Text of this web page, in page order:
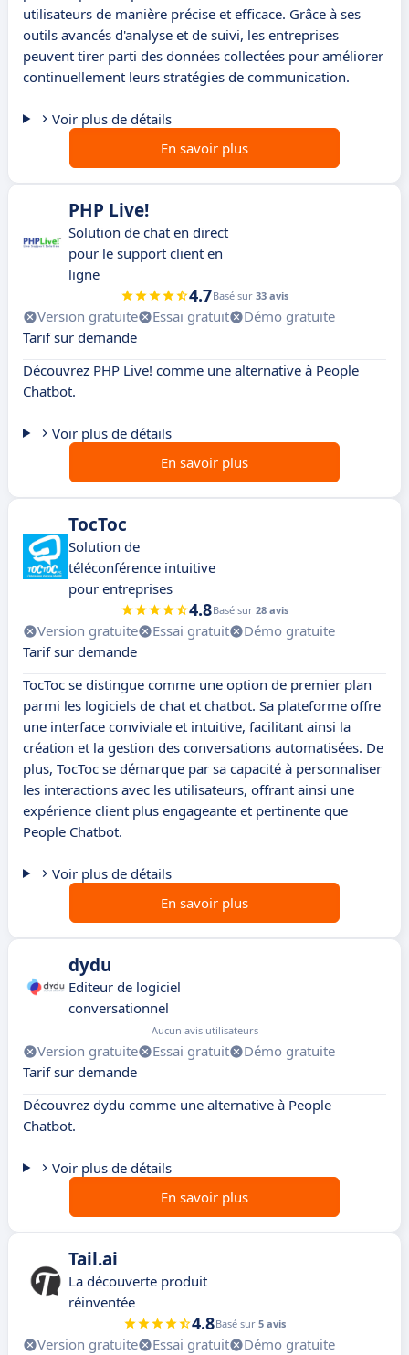
utilisateurs de manière précise et efficace. Grâce à ses
outils avancés d'analyse et de suivi, les entreprises
peuvent tirer parti des données collectées pour améliorer
continuellement leurs stratégies de communication.
Voir plus de détails
En savoir plus
PHP Live!
Solution de chat en direct
pour le support client en
ligne
4.7Basé sur 33 avis
Version gratuite Essai gratuit
Démo gratuite
Tarif sur demande
Découvrez PHP Live! comme une alternative à People
Chatbot.
Voir plus de détails
En savoir plus
TocToc
Solution de
téléconférence intuitive
pour entreprises
4.8Basé sur 28 avis
Version gratuite Essai gratuit
Démo gratuite
Tarif sur demande
TocToc se distingue comme une option de premier plan
parmi les logiciels de chat et chatbot. Sa plateforme offre
une interface conviviale et intuitive, facilitant ainsi la
création et la gestion des conversations automatisées. De
plus, TocToc se démarque par sa capacité à personnaliser
les interactions avec les utilisateurs, offrant ainsi une
expérience client plus engageante et pertinente que
People Chatbot.
Voir plus de détails
En savoir plus
dydu
Editeur de logiciel
conversationnel
Aucun avis utilisateurs
Version gratuite Essai gratuit
Démo gratuite
Tarif sur demande
Découvrez dydu comme une alternative à People
Chatbot.
Voir plus de détails
En savoir plus
Tail.ai
La découverte produit
réinventée
4.8Basé sur 5 avis
Version gratuite Essai gratuit
Démo gratuite